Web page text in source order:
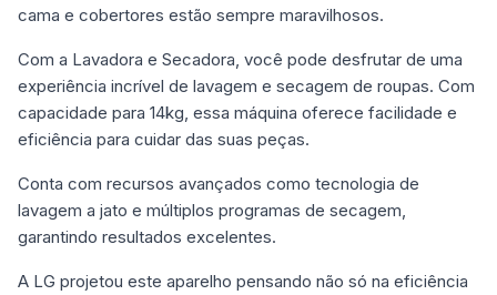
cama e cobertores estão sempre maravilhosos.
Com a Lavadora e Secadora, você pode desfrutar de uma
experiência incrível de lavagem e secagem de roupas. Com
capacidade para 14kg, essa máquina oferece facilidade e
eficiência para cuidar das suas peças.
Conta com recursos avançados como tecnologia de
lavagem a jato e múltiplos programas de secagem,
garantindo resultados excelentes.
A LG projetou este aparelho pensando não só na eficiência